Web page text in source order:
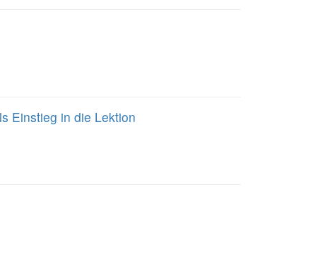
Einstieg in die Lektion